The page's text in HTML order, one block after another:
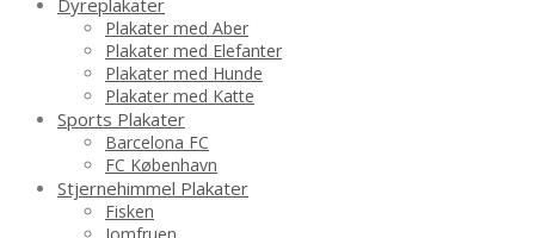
Dyreplakater
Plakater med Aber
Plakater med Elefanter
Plakater med Hunde
Plakater med Katte
Sports Plakater
Barcelona FC
FC København
Stjernehimmel Plakater
Fisken